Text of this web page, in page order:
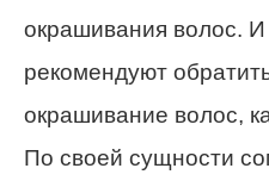
окрашивания волос. И
рекомендуют
окрашивание волос,
По своей сущности